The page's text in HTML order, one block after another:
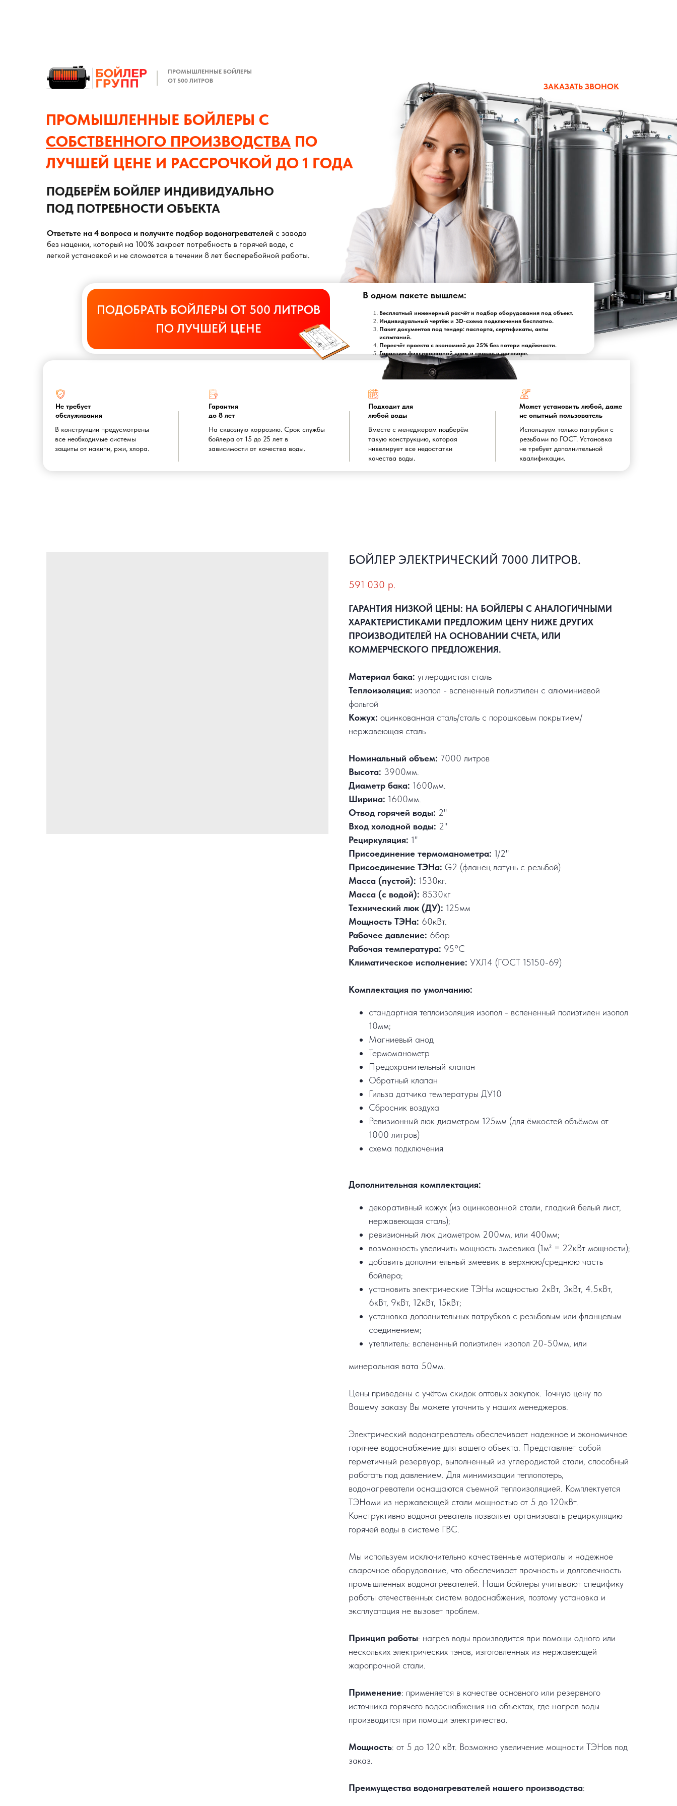
Ответьте на 4 вопроса и получите подбор водонагревателей с завода
без наценки, который на 100% закроет потребность в горячей воде, с
легкой установкой и не сломается в течении 8 лет бесперебойной работы.
В одном пакете вышлем:
Бесплатный инженерный расчёт и подбор оборудования под объект.
Индивидуальный чертёж и 3D-схема подключения бесплатно.
Пакет документов под тендер: паспорта, сертификаты, акты
испытаний.
Пересчёт проекта с экономией до 25% без потери надёжности.
Гарантию фиксированной цены и сроков в договоре.
ПРОМЫШЛЕННЫЕ БОЙЛЕРЫ С
СОБСТВЕННОГО ПРОИЗВОДСТВА ПО
ЛУЧШЕЙ ЦЕНЕ И РАССРОЧКОЙ ДО 1 ГОДА
ПОДБЕРЁМ БОЙЛЕР ИНДИВИДУАЛЬНО
ПОД ПОТРЕБНОСТИ ОБЪЕКТА
Не требует
обслуживания
В конструкции предусмотрены
все необходимые системы
защиты от накипи, ржи, хлора.
Гарантия
до 8 лет
ПРОМЫШЛЕННЫЕ БОЙЛЕРЫ
ОТ 500 ЛИТРОВ
На сквозную коррозию. Срок службы
бойлера от 15 до 25 лет в
зависимости от качества воды.
Подходит для
любой воды
Вместе с менеджером подберём
такую конструкцию, которая
нивелирует все недостатки
качества воды.
Может установить любой, даже
не опытный пользователь
Используем только патрубки с
резьбами по ГОСТ. Установка
не требует дополнительной
квалификации.
ЗАКАЗАТЬ ЗВОНОК
ПОДОБРАТЬ БОЙЛЕРЫ ОТ 500 ЛИТРОВ
ПО ЛУЧШЕЙ ЦЕНЕ
БОЙЛЕР ЭЛЕКТРИЧЕСКИЙ 7000 ЛИТРОВ.
591 030 р.
ГАРАНТИЯ НИЗКОЙ ЦЕНЫ: НА БОЙЛЕРЫ С АНАЛОГИЧНЫМИ
ХАРАКТЕРИСТИКАМИ ПРЕДЛОЖИМ ЦЕНУ НИЖЕ ДРУГИХ
ПРОИЗВОДИТЕЛЕЙ НА ОСНОВАНИИ СЧЕТА, ИЛИ
КОММЕРЧЕСКОГО ПРЕДЛОЖЕНИЯ.
Материал бака: углеродистая сталь
Теплоизоляция: изопол - вспененный полиэтилен с алюминиевой
фольгой
Кожух: оцинкованная сталь/сталь с порошковым покрытием/
нержавеющая сталь
Номинальный объем: 7000 литров
Высота: 3900мм.
Диаметр бака: 1600мм.
Ширина: 1600мм.
Отвод горячей воды: 2"
Вход холодной воды: 2"
Рециркуляция: 1"
Присоединение термоманометра: 1/2"
Присоединение ТЭНа: G2 (фланец латунь с резьбой)
Масса (пустой): 1530кг.
Масса (с водой): 8530кг
Технический люк (ДУ): 125мм
Мощность ТЭНа: 60кВт.
Рабочее давление: 6бар
Рабочая температура: 95°C
Климатическое исполнение: УХЛ4 (ГОСТ 15150-69)
Комплектация по умолчанию:
стандартная теплоизоляция изопол - вспененный полиэтилен изопол
10мм;
Магниевый анод
Термоманометр
Предохранительный клапан
Обратный клапан
Гильза датчика температуры ДУ10
Сбросник воздуха
Ревизионный люк диаметром 125мм (для ёмкостей объёмом от
1000 литров)
схема подключения
Дополнительная комплектация:
декоративный кожух (из оцинкованной стали, гладкий белый лист,
нержавеющая сталь);
ревизионный люк диаметром 200мм, или 400мм;
возможность увеличить мощность змеевика (1м² = 22кВт мощности);
добавить дополнительный змеевик в верхнюю/среднюю часть
бойлера;
установить электрические ТЭНы мощностью 2кВт, 3кВт, 4.5кВт,
6кВт, 9кВт, 12кВт, 15кВт;
установка дополнительных патрубков с резьбовым или фланцевым
соединением;
утеплитель: вспененный полиэтилен изопол 20-50мм, или
минеральная вата 50мм.
Цены приведены с учётом скидок оптовых закупок. Точную цену по
Вашему заказу Вы можете уточнить у наших менеджеров.
Электрический водонагреватель обеспечивает надежное и экономичное
горячее водоснабжение для вашего объекта. Представляет собой
герметичный резервуар, выполненный из углеродистой стали, способный
работать под давлением. Для минимизации теплопотерь,
водонагреватели оснащаются съемной теплоизоляцией. Комплектуется
ТЭНами из нержавеющей стали мощностью от 5 до 120кВт.
Конструктивно водонагреватель позволяет организовать рециркуляцию
горячей воды в системе ГВС.
Мы используем исключительно качественные материалы и надежное
сварочное оборудование, что обеспечивает прочность и долговечность
промышленных водонагревателей. Наши бойлеры учитывают специфику
работы отечественных систем водоснабжения, поэтому установка и
эксплуатация не вызовет проблем.
Принцип работы: нагрев воды производится при помощи одного или
нескольких электрических тэнов, изготовленных из нержавеющей
жаропрочной стали.
Применение: применяется в качестве основного или резервного
источника горячего водоснабжения на объектах, где нагрев воды
производится при помощи электричества.
Мощность: от 5 до 120 кВт. Возможно увеличение мощности ТЭНов под
заказ.
Преимущества водонагревателей нашего производства: